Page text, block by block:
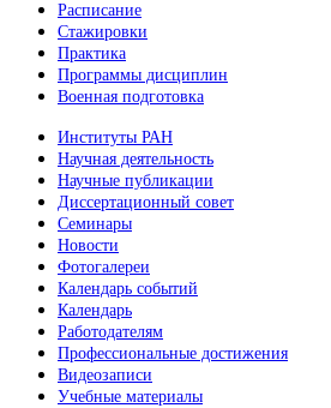
Расписание
Стажировки
Практика
Программы дисциплин
Военная подготовка
Институты РАН
Научная деятельность
Научные публикации
Диссертационный совет
Семинары
Новости
Фотогалереи
Календарь событий
Календарь
Работодателям
Профессиональные достижения
Видеозаписи
Учебные материалы